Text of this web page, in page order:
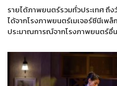
รายได้ภาพยนตร์รวมทั่วประเทศ ถึ
ได้จากโรงภาพยนตร์เมเจอร์ซีนีเพล็
ประมาณการณ์จากโรงภาพยนตร์อื่